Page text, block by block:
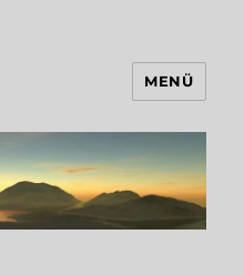
MENÜ